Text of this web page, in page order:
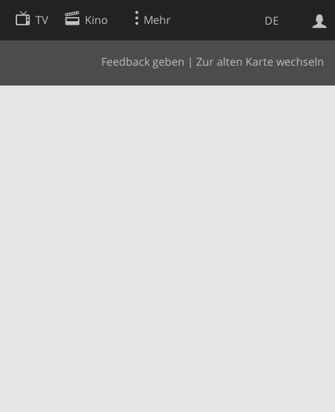
DE
TV Kino Mehr
Feedback geben | Zur alten Karte wechseln
Websuche